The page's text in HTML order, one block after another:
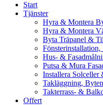
Start
Tjänster
Hyra & Montera
Hyra & Montera
Byta Träpanel &
Hus- &
Putsa & Mura
Installera Solceller
Takläggning,
Takterrass- &
Offert